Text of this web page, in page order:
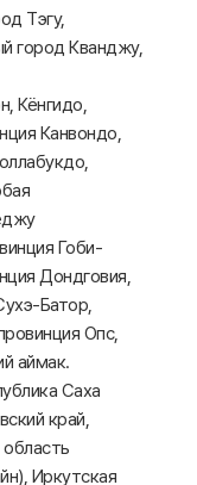
Тэгу,
город Кванджу,
Кёнгидо,
Канвондо,
Гоби-
Дондговия,
Батор,
Опс,
аймак.
Саха
край,
Иркутская